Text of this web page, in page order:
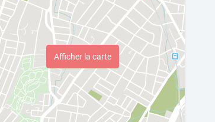
Afficher la carte